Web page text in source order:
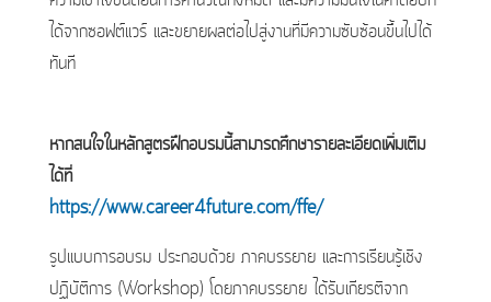
ได้จากซอฟต์แวร์ และขยายผลต่อไปสู่งานที่มีความซับซ้อนขึ้นไปได้
ทันที
หากสนใจในหลักสูตรฝึกอบรมนี้สามารถศึกษารายละเอียดเพิ่มเติม
ได้ที่
https://www.career4future.com/ffe/
รูปแบบการอบรม ประกอบด้วย ภาคบรรยาย และการเรียนรู้เชิง
ปฏิบัติการ (Workshop) โดยภาคบรรยาย ได้รับเกียรติจาก